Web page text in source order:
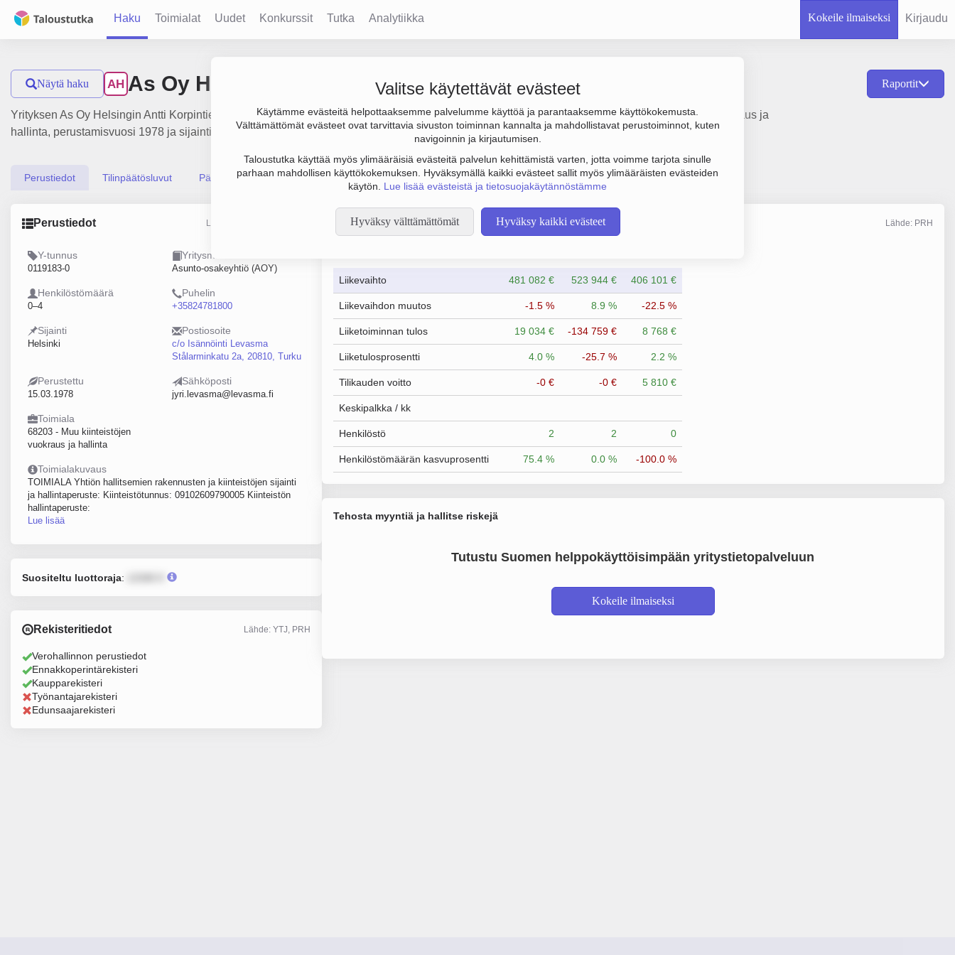
Haku Toimialat Uudet Konkurssit Tutka Analytiikka Kokeile ilmaiseksi Kirjaudu
Valitse käytettävät evästeet
Käytämme evästeitä helpottaaksemme palvelumme käyttöä ja parantaaksemme käyttökokemusta.
Välttämättömät evästeet ovat tarvittavia sivuston toiminnan kannalta ja mahdollistavat perustoiminnot, kuten
navigoinnin ja kirjautumisen.
Taloustutka käyttää myös ylimääräisiä evästeitä palvelun kehittämistä varten, jotta voimme tarjota sinulle
parhaan mahdollisen käyttökokemuksen. Hyväksymällä kaikki evästeet sallit myös ylimääräisten evästeiden
käytön. Lue lisää evästeistä ja tietosuojakäytännöstämme
Hyväksy välttämättömät Hyväksy kaikki evästeet
Näytä haku AH As Oy Helsingin Antti Korpintie Raportit
Yrityksen As Oy Helsingin Antti Korpintie liikevaihto on 406 000 €, tulos 9 000 € ja henkilöstömäärä 0. Sen päätoimiala on Muu kiinteistöjen vuokraus ja
hallinta, perustamisvuosi 1978 ja sijainti Helsinki. Yrityksen yhtiömuoto Asunto-osakeyhtiö (AOY).
Perustiedot Tilinpäätösluvut Päättäjätiedot
Perustiedot Lähde: YTJ, PRH, Traficom
Y-tunnus
0119183-0
Yritysmuoto
Asunto-osakeyhtiö (AOY)
Henkilöstömäärä
0–4
Puhelin
+35824781800
Sijainti
Helsinki
Postiosoite
c/o Isännöinti Levasma
Stålarminkatu 2a, 20810, Turku
Perustettu
15.03.1978
Sähköposti
jyri.levasma@levasma.fi
Toimiala
68203 - Muu kiinteistöjen
vuokraus ja hallinta
Toimialakuvaus
TOIMIALA Yhtiön hallitsemien rakennusten ja kiinteistöjen sijainti
ja hallintaperuste: Kiinteistötunnus: 09102609790005 Kiinteistön
hallintaperuste:
Lue lisää
Suositeltu luottoraja:
Rekisteritiedot Lähde: YTJ, PRH
Verohallinnon perustiedot
Ennakkoperintärekisteri
Kaupparekisteri
Työnantajarekisteri
Edunsaajarekisteri
Taloustiedot Lähde: PRH
Liikevaihto 481 082 € 523 944 € 406 101 €
Liikevaihdon muutos -1.5 % 8.9 % -22.5 %
Liiketoiminnan tulos 19 034 € -134 759 € 8 768 €
Liiketulosprosentti 4.0 % -25.7 % 2.2 %
Tilikauden voitto -0 € -0 € 5 810 €
Keskipalkka / kk
Henkilöstö 2 2 0
Henkilöstömäärän kasvuprosentti 75.4 % 0.0 % -100.0 %
Tehosta myyntiä ja hallitse riskejä
Tutustu Suomen helppokäyttöisimpään yritystietopalveluun
Kokeile ilmaiseksi